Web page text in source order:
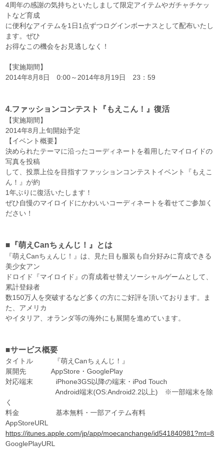
4周年の感謝の気持ちといたしまして限定アイテムやガチャチケッ
トなど育成
に便利なアイテムを1日1点ずつログインボーナスとして配布いたし
ます。ぜひ
お得なこの機会をお見逃しなく！
【実施期間】
2014年8月8日 0:00～2014年8月19日 23：59
4.ファッションコンテスト『もえこん！』復活
【実施期間】
2014年8月上旬開始予定
【イベント概要】
決められたテーマに沿ったコーディネートを着用したマイロイドの
写真を投稿
して、投票上位を目指すファッションコンテストイベント『もえこ
ん！』が約
1年ぶりに復活いたします！
ぜひ自慢のマイロイドにかわいいコーディネートを着せてご参加く
ださい！
■『萌えCanちぇんじ！』とは
『萌えCanちぇんじ！』は、見た目も服装も自分好みに育成できる
美少女アン
ドロイド『マイロイド』の育成着せ替えソーシャルゲームとして、
累計登録者
数150万人を突破するなど多くの方にご好評を頂いております。ま
た、アメリカ
やイタリア、オランダ等の海外にも展開を進めています。
■サービス概要
タイトル 『萌えCanちぇんじ！』
展開先 AppStore・GooglePlay
対応端末 iPhone3GS以降の端末・iPod Touch
Android端末(OS:Android2.2以上) ※一部端末を除
く
料金 基本無料・一部アイテム有料
AppStoreURL
https://itunes.apple.com/jp/app/moecanchange/id541840981?mt=8
GooglePlayURL